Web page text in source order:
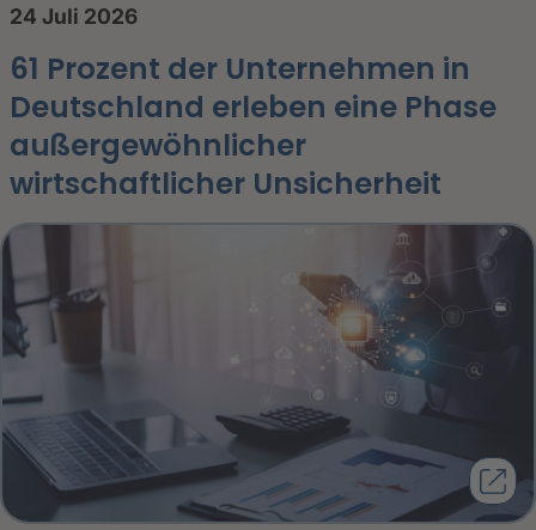
24 Juli 2026
61 Prozent der Unternehmen in
Deutschland erleben eine Phase
außergewöhnlicher
wirtschaftlicher Unsicherheit